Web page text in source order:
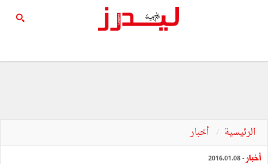
الرئيسية أخبار
أخبار - 2016.01.08